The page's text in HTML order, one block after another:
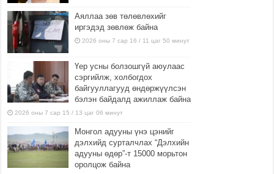
Аяллаа зөв төлөвлөхийг
иргэдэд зөвлөж байна
2026 оны 7 сар 16 / 11 цаг 50 минут
Үер усны болзошгүй аюулаас
сэргийлж, холбогдох
байгууллагууд өндөржүүлсэн
бэлэн байдалд ажиллаж байна
2026 оны 7 сар 15 / 13 цаг 06 минут
Монгол адууны үнэ цэнийг
дэлхийд сурталчлах “Дэлхийн
адууны өдөр”-т 15000 морьтон
оролцож байна